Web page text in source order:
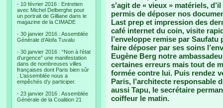
- 10 février 2016 : Entretien
avec Michel Delberghe pour
un portrait de Gilliane dans le
magazine de la CIMADE
- 30 janvier 2016 : Assemblée
Générale d’Alofa Tuvalu
- 30 janvier 2016 : “Non à l’état
d’urgence” une manifestation
dans de nombreuses villes
françaises dont Paris bien sûr
. L’assemblée nous a
empêchés d’y participer.
- 23 janvier 2016 : Assemblée
Générale de la Coalition 21
s’agit de « vieux » matériels,
permis de déposer nos
Last prep et impression des
café internet du coin, visite
l’enveloppe remise par
faire déposer par ses soins
Eugène Berg notre
certaines erreurs mais tout de
formée contre lui. Puis rendez
Paris, l’architecte responsable
aussi Tapu, le secrétaire
coiffeur le matin.